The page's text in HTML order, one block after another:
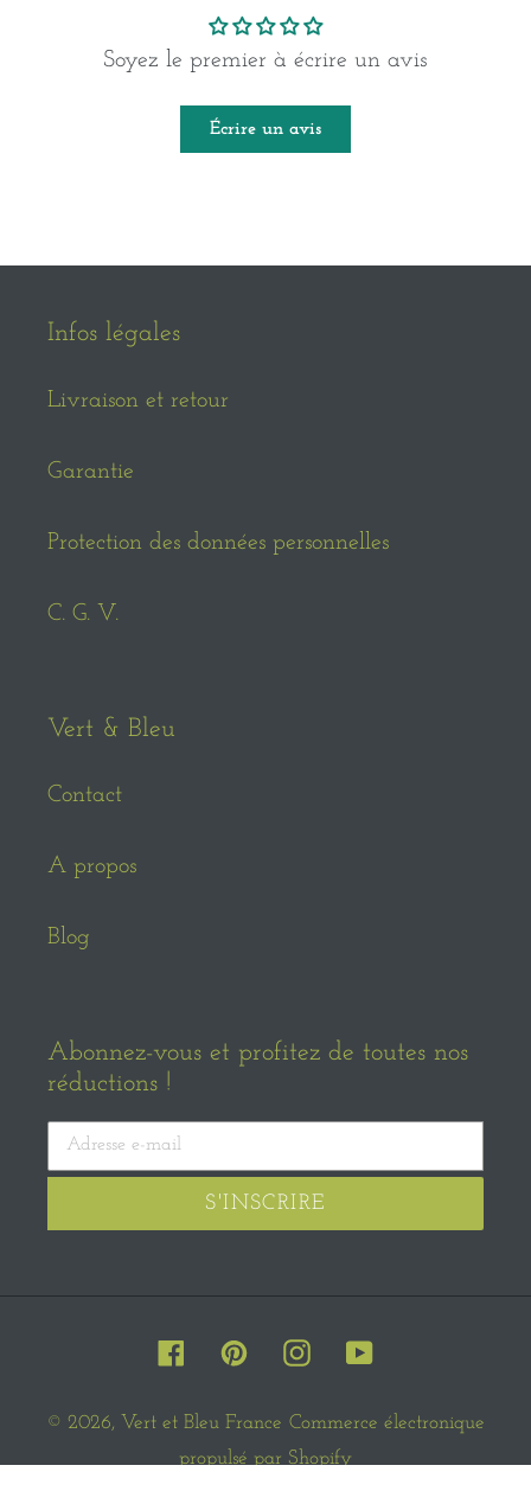
Soyez le premier à écrire un avis
Écrire un avis
Infos légales
Livraison et retour
Garantie
Protection des données personnelles
C. G. V.
Vert & Bleu
Contact
A propos
Blog
Abonnez-vous et profitez de toutes nos
réductions !
S'INSCRIRE
FacebookPinterestInstagramYouTube
© 2026, Vert et Bleu France Commerce électronique
propulsé par Shopify